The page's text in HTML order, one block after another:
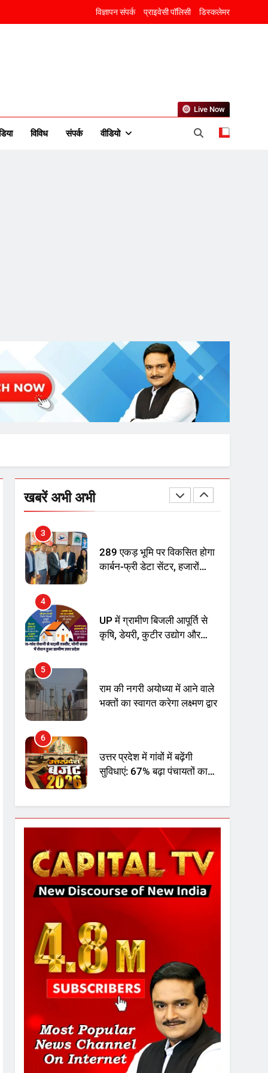
विज्ञापन संपर्क प्राइवेसी पॉलिसी डिस्कलेमर
विविध संपर्क वीडियो
Live Now
खबरें अभी अभी
चुनाव से पहले लालू परिवार पर बड़ा
झटका, दिल्ली कोर्ट ने IRCTC
घोटाले में आरोप तय किए
1
SRN अस्पताल का नाम अमर
2
नाम पर स्वरूप रानी नेहरू
3
289 एकड़ भूमि पर विकसित होगा
कार्बन-फ्री डेटा सेंटर, हजारों
4
UP में ग्रामीण बिजली आपूर्ति से
कृषि, डेयरी, कुटीर उद्योग और
5
राम की नगरी अयोध्या में आने वाले
भक्तों का स्वागत करेगा लक्ष्मण द्वार
6
उत्तर प्रदेश में गांवों में बढ़ेंगी
सुविधाएं: 67% बढ़ा पंचायतों का
7
गाजा युद्धविराम को लेकर बड़ी खबरें
8
चुनाव से पहले लालू परिवार पर बड़ा
घोटाले में आरोप तय किए
1
SRN अस्पताल का नाम अमर
शहीद ठाकुर रोशन सिंह के नाम पर
करने की मांग तेज
अमर शहीद ठाकुर रोशन सिंह के
नाम पर स्वरूप रानी नेहरू
चिकित्सालय का नामकरण करने